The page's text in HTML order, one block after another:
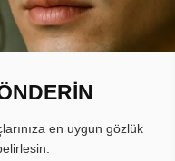
en uygun gözlük